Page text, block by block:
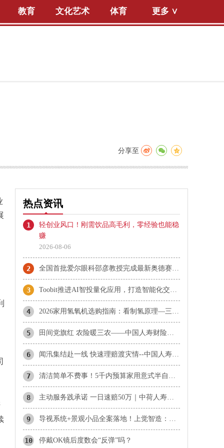
教育 文化艺术 体育 更多 ∨
分享至
热点资讯
1
轻创业风口！刚需饮品高毛利，零经验也能稳
赚
2026-08-06
2 ​全国首批爱尔眼科邵彦教授完成最新奥德赛全视程人工晶状体植入
3 Toobit推进AI智投量化应用，打造智能化交易服务体系
4 2026家用氢氧机选购指南：看制氢原理—三种路线，两种已被团标排除
5 田间党旗红 农险暖三农——中国人寿财险上饶市中心支公司扎实做好农险理赔服务
6 闻汛集结赴一线 快速理赔渡灾情--中国人寿财险上饶市中心支公司高效推进汛期农业救灾理赔工作
7 清洁简单不费事！5千内预算家用意式半自动咖啡机精选
8 主动服务践承诺 一日速赔50万｜中荷人寿上海分公司暖心理赔为重疾客户保驾护航
9 导视系统+景观小品全案落地！上觉智造：懂厂区规划，更懂车间目视化的美学革命
10 ​停戴OK镜后度数会“反弹”吗？